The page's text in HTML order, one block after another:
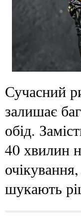
Сучасний
залишає
обід.
40 хвилин
шукають